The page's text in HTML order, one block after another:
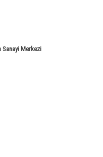
Sanayi Merkezi